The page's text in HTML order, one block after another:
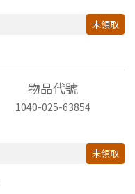
未領取
物品代號
1040-025-63854
未領取